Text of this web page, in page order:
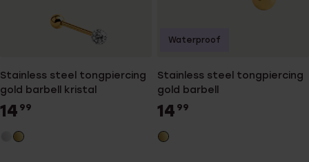
Stainless steel tongpiercing
gold barbell kristal
14 99
Stainless steel tongpiercing
gold barbell
14 99
Waterproof